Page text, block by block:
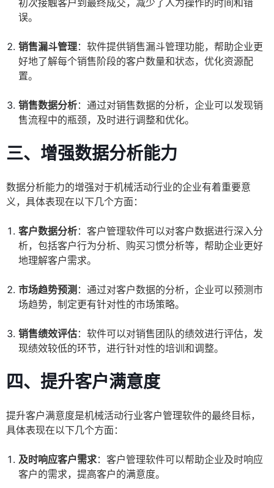
初次接触客户到最终成交，减少了人为操作的时间和错
误。
销售漏斗管理：软件提供销售漏斗管理功能，帮助企业更
好地了解每个销售阶段的客户数量和状态，优化资源配
置。
销售数据分析：通过对销售数据的分析，企业可以发现销
售流程中的瓶颈，及时进行调整和优化。
三、增强数据分析能力
数据分析能力的增强对于机械活动行业的企业有着重要意
义，具体表现在以下几个方面：
客户数据分析：客户管理软件可以对客户数据进行深入分
析，包括客户行为分析、购买习惯分析等，帮助企业更好
地理解客户需求。
市场趋势预测 ：通过对客户数据的分析，企业可以预测市
场趋势，制定更有针对性的市场策略。
销售绩效评估：软件可以对销售团队的绩效进行评估，发
现绩效较低的环节，进行针对性的培训和调整。
四、提升客户满意度
提升客户满意度是机械活动行业客户管理软件的最终目标，
具体表现在以下几个方面：
及时响应客户需求：客户管理软件可以帮助企业及时响应
客户的需求，提高客户的满意度。